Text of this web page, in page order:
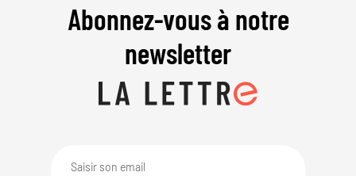
Abonnez-vous à notre
newsletter